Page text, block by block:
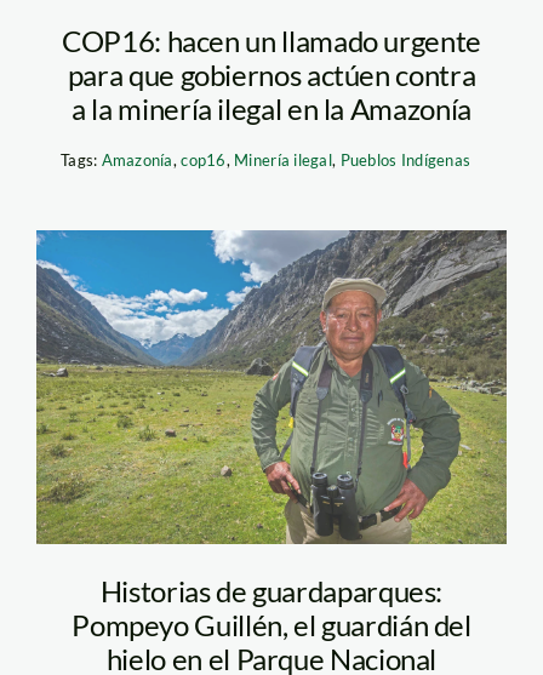
COP16: hacen un llamado urgente
para que gobiernos actúen contra
a la minería ilegal en la Amazonía
Tags: Amazonía,cop16, Minería ilegal, Pueblos Indígenas
Pompeyo-Guillén—
grupo-viajeros
Historias de guardaparques:
Pompeyo Guillén, el guardián del
hielo en el Parque Nacional